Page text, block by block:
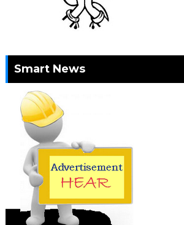
Smart News